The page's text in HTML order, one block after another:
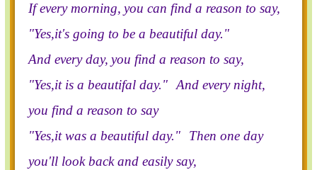
If every morning, you can find a reason to say,
"Yes,it's going to be a beautiful day."
And every day, you find a reason to say,
"Yes,it is a beautifal day." And every night,
you find a reason to say
"Yes,it was a beautiful day."
Then one day
you'll look back and easily say,